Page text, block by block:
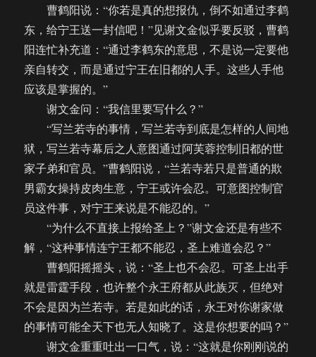
曹鹤阳说：“你若是真的想报仇，倒不如通过李鹤
东，给宁王送一封信吧！”见谢文金似乎要反驳，曹鹤
阳连忙补充道：“通过李鹤东的意思，不是说一定要他
亲自转交，而是通过宁王在旧都的人手。这些人手他
应该是掌握的。”
谢文金问：“我信里要写什么？”
“写兰若寺的事情，写兰若寺到底是怎样的人间地
狱，写兰若寺幕后之人意图通过阿芙蓉控制旧都的世
家子弟和官员。”曹鹤阳说，“兰若寺若只是普通的欺
男霸女操持皮肉生意，宁王或许会忍。可意图控制官
员这件事，对宁王来说是不能忍的。”
“为什么不直接上报给圣上？”谢文金还是有些不
解，“这种事情连宁王都不能忍，圣上难道会忍？”
曹鹤阳摇摇头，说：“圣上也不会忍。可圣上出手
就是雷霆手段，也许整个永王府都从此族灭，但绝对
不会是因为兰若寺。若是如此的话，永王对你谢家做
的事情可能全天下也无人知晓了。这是你想要的吗？”
谢文金重重吐出一口气，说：“这就是你刚刚说的